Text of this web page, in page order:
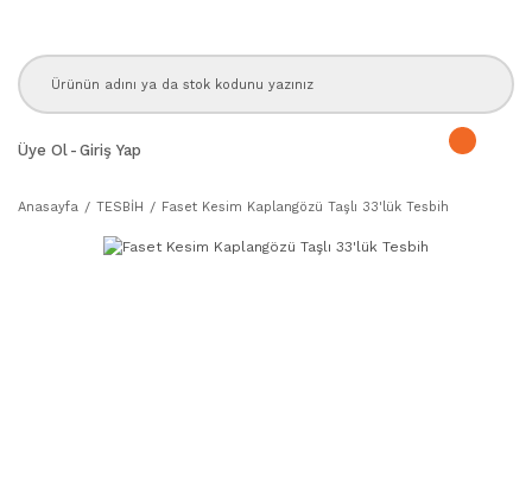
Üye Ol - Giriş Yap
Anasayfa TESBİH Faset Kesim Kaplangözü Taşlı 33'lük Tesbih